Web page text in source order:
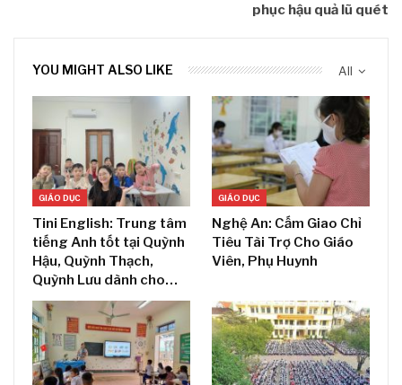
phục hậu quả lũ quét
All
YOU MIGHT ALSO LIKE
GIÁO DỤC
Tini English: Trung tâm
tiếng Anh tốt tại Quỳnh
Hậu, Quỳnh Thạch,
Quỳnh Lưu dành cho…
GIÁO DỤC
Nghệ An: Cấm Giao Chỉ
Tiêu Tài Trợ Cho Giáo
Viên, Phụ Huynh